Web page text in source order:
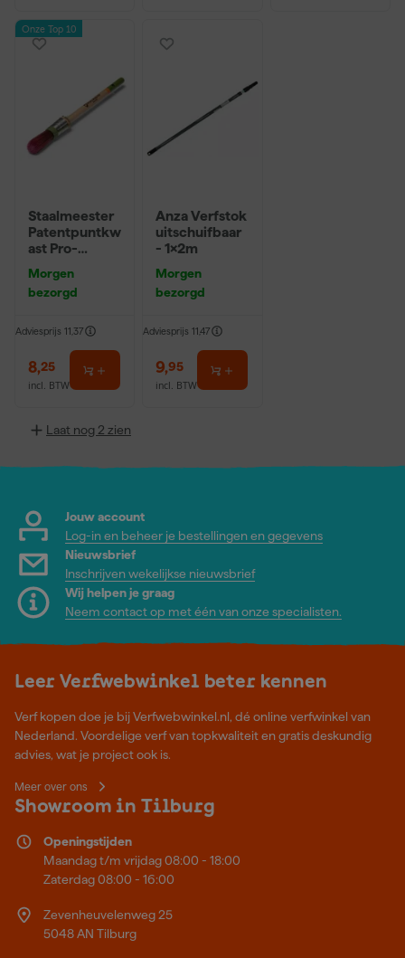
Onze Top 10
Staalmeester
Patentpuntkw
ast Pro-
10 (2cm)
Morgen
bezorgd
Adviesprijs 11,37
8,25
incl. BTW
Anza Verfstok
uitschuifbaar
- 1x2m
Morgen
bezorgd
Adviesprijs 11,47
9,95
incl. BTW
Laat nog 2 zien
Jouw account
Log-in en beheer je bestellingen en gegevens
Nieuwsbrief
Inschrijven wekelijkse nieuwsbrief
Wij helpen je graag
Neem contact op met één van onze specialisten.
Leer Verfwebwinkel beter kennen
Verf kopen doe je bij Verfwebwinkel.nl, dé online verfwinkel van
Nederland. Voordelige verf van topkwaliteit en gratis deskundig
advies, wat je project ook is.
Meer over ons
Showroom in Tilburg
Openingstijden
Maandag t/m vrijdag 08:00 - 18:00
Zaterdag 08:00 - 16:00
Zevenheuvelenweg 25
5048 AN Tilburg